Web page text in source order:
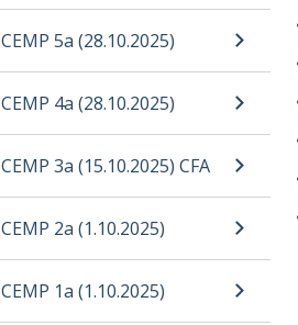
CEMP 5a (28.10.2025)
CEMP 4a (28.10.2025)
CEMP 3a (15.10.2025) CFA
CEMP 2a (1.10.2025)
CEMP 1a (1.10.2025)